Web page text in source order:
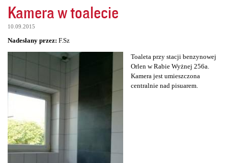
Kamera w toalecie
10.09.2015
Nadesłany przez: F.Sz
Toaleta przy stacji benzynowej
Orlen w Rabie Wyżnej 256a.
Kamera jest umieszczona
centralnie nad pisuarem.